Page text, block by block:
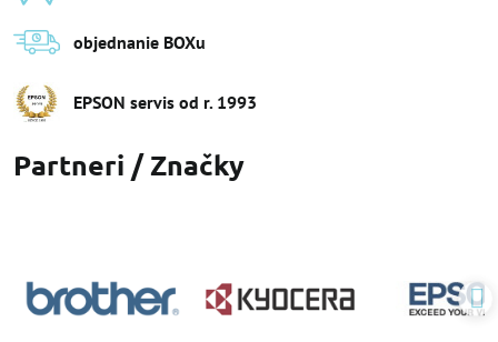
objednanie BOXu
EPSON servis od r​. 1993
Partneri / Značky